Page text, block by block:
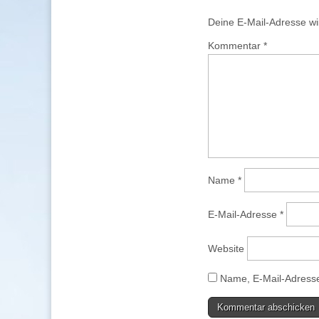
Deine E-Mail-Adresse
Kommentar *
Name *
E-Mail-Adresse *
Website
Name, E-Mail-